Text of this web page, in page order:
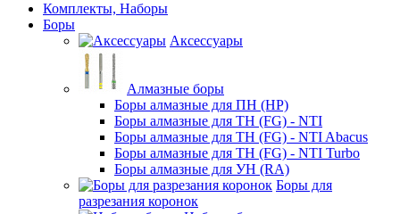
Комплекты, Наборы
Боры
Аксессуары
Алмазные боры
Боры алмазные для ПН (HP)
Боры алмазные для ТН (FG) - NTI
Боры алмазные для ТН (FG) - NTI Abacus
Боры алмазные для ТН (FG) - NTI Turbo
Боры алмазные для УН (RA)
Боры для
разрезания коронок